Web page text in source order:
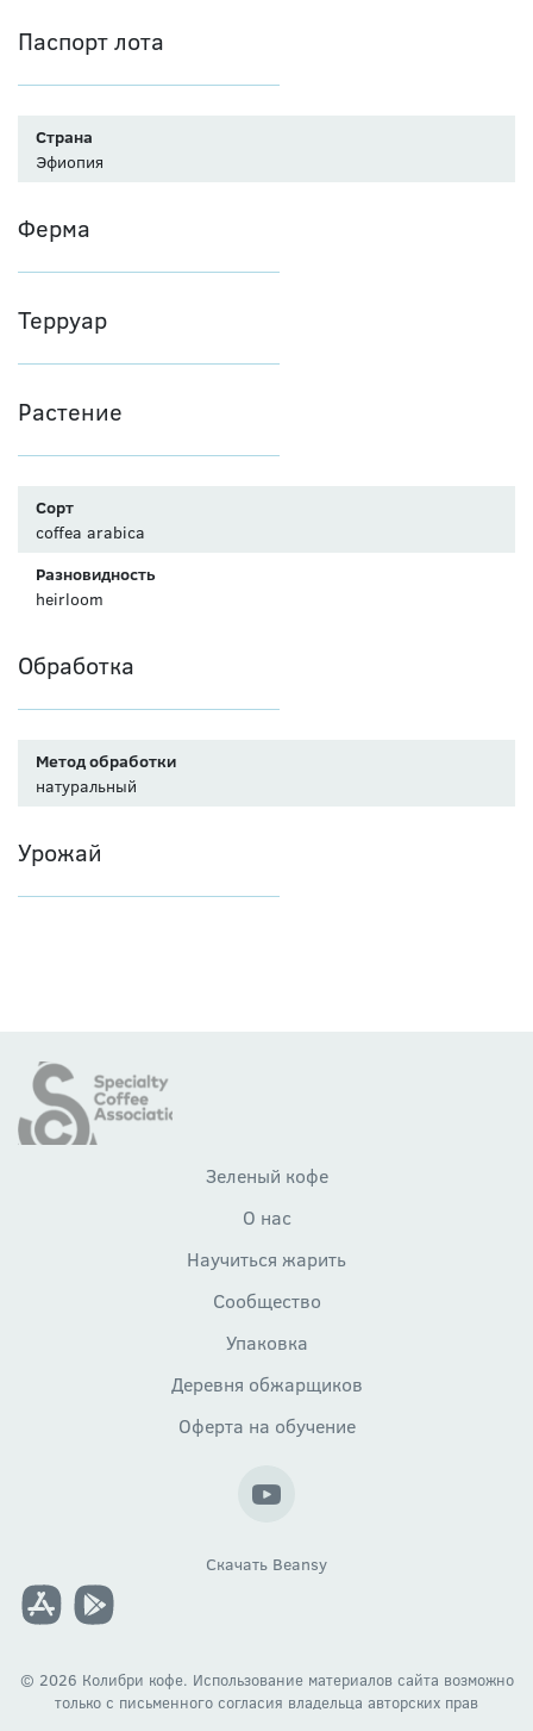
Паспорт лота
Страна
Эфиопия
Ферма
Терруар
Растение
Сорт
coffea arabica
Разновидность
heirloom
Обработка
Метод обработки
натуральный
Урожай
Зеленый кофе
О нас
Научиться жарить
Сообщество
Упаковка
Деревня обжарщиков
Оферта на обучение
Скачать Beansy
© 2026 Колибри кофе. Использование материалов сайта возможно
только c письменного согласия владельца авторских прав